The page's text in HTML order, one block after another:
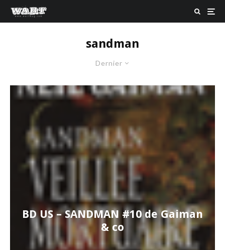
sandman
Dernier
BD US – SANDMAN #10 de Gaiman
& co